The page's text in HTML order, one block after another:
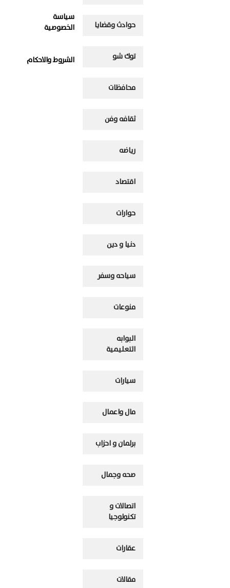
حوادث وقضايا
توك شو
محافظات
ثقافه وفن
رياضه
اقتصاد
حوارات
دنيا و دين
سياحه وسفر
منوعات
البوابه
التعليمية
سيارات
مال واعمال
برلمان و احزاب
صحه وجمال
اتصالات و
تكنولوجيا
عقارات
مقالات
سياسة
الخصوصية
الشروط والاحكام